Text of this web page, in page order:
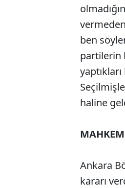
ben
partilerin
haline
Ankara
kararı